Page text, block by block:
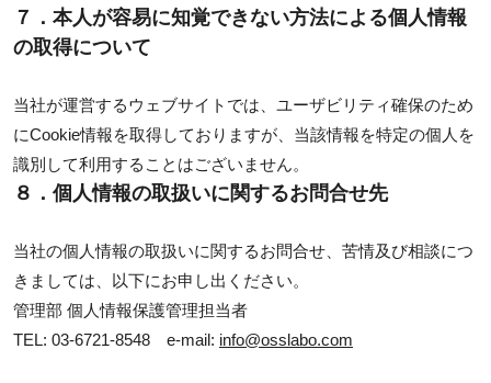
７．本人が容易に知覚できない方法による個人情報
の取得について
当社が運営するウェブサイトでは、ユーザビリティ確保のため
にCookie情報を取得しておりますが、当該情報を特定の個人を
識別して利用することはございません。
８．個人情報の取扱いに関するお問合せ先
当社の個人情報の取扱いに関するお問合せ、苦情及び相談につ
きましては、以下にお申し出ください。
管理部 個人情報保護管理担当者
TEL: 03-6721-8548 e-mail: info@osslabo.com